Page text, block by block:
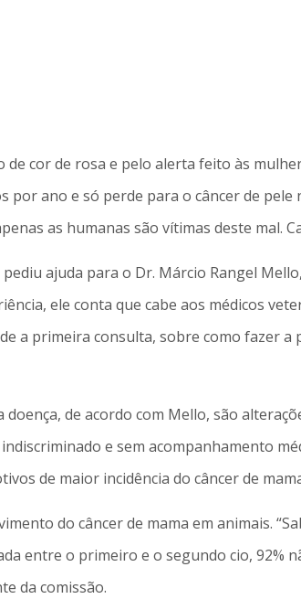
cor de rosa e pelo alerta feito às
por ano e só perde para o câncer de
as humanas são vítimas deste mal.
ajuda para o Dr. Márcio Rangel
ele conta que cabe aos médicos
primeira consulta, sobre como fazer a
de acordo com Mello, são
e sem acompanhamento
de maior incidência do câncer de
do câncer de mama em animais.
entre o primeiro e o segundo cio, 92%
da comissão.